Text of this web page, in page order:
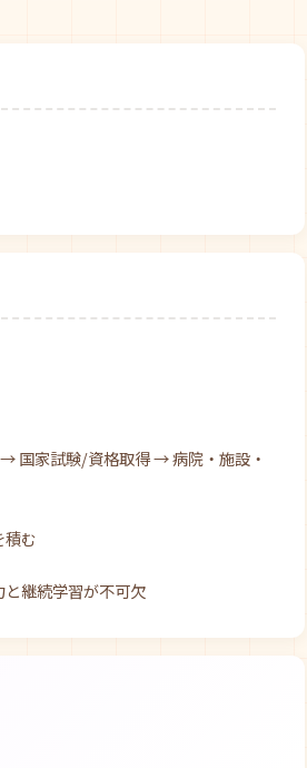
国家試験/資格取得 → 病院・施設・
積む
継続学習が不可欠